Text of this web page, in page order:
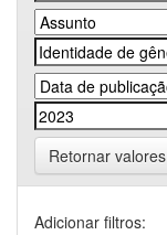
Retornar valores
Adicionar filtros: